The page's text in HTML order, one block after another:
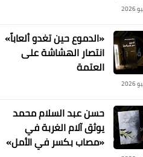
«الدموع حين تغدو ألعاباً»
انتصار الهشاشة على
العتمة
حسن عبد السلام محمد
يوثق آلام الغربة في
«مصاب بكسر في الأمل»